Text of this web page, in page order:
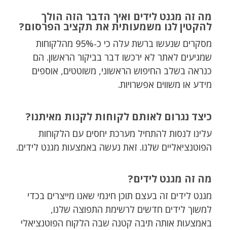
מה זה מגנט לידים ואיך הדבר הזה הולך
להקטין לנו משמעותית את תקציב הפרסום?
מסקרים שנעשו ברשת עלה כי כ-95% מהלקוחות
שמגיעים לאתר לא ירכשו דבר בביקור הראשון. הם
כנראה בשלב החיפוש הראשוני, משוטטים, אוספים
מידע או משווים אפשרויות.
כיצד נגרום לאותם לקוחות לקנות מאיתנו?
עלינו לנסות להתחיל מערכת יחסים עם הלקוחות
הפוטנציאליים שלנו. זאת נעשה באמצעות מגנט לידים.
מה זה מגנט לידים?
מגנט לידים זה בעצם תוכן חינמי שאנו מייצרים בכדי
למשוך לידים חדשים לרשימת התפוצה שלנו,
באמצעות אותה תיבה קטנה שבה הלקוח הפוטנציאלי